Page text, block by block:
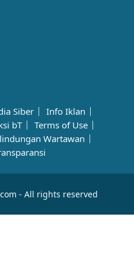
Siber
Info Iklan
bT
Terms of Use
Wartawan
- All rights reserved